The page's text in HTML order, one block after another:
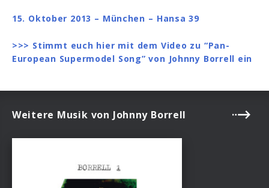
15. Oktober 2013 – München – Hansa 39
>>> Stimmt euch hier mit dem Video zu “Pan-
European Supermodel Song” von Johnny Borrell ein
Weitere Musik von Johnny Borrell